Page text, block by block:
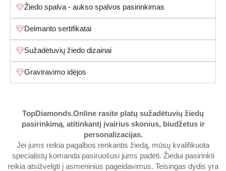
Žiedo spalva - aukso spalvos pasirinkimas
Deimanto sertifikatai
Sužadėtuvių žiedo dizainai
Graviravimo idėjos
TopDiamonds.Online rasite platų sužadėtuvių žiedų
pasirinkimą, atitinkantį įvairius skonius, biudžetus ir
personalizacijas.
Jei jums reikia pagalbos renkantis žiedą, mūsų kvalifikuota
specialistų komanda pasiruošusi jums padėti. Žiedui pasirinkti
reikia atsižvelgti į asmeninius pageidavimus. Teisingas dydis yra